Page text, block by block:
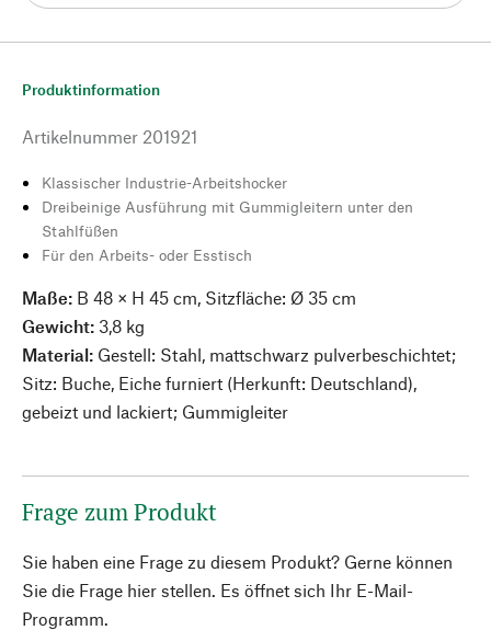
Produktinformation
Artikelnummer 201921
Klassischer Industrie-Arbeitshocker
Dreibeinige Ausführung mit Gummigleitern unter den
Stahlfüßen
Für den Arbeits- oder Esstisch
Maße: B 48 × H 45 cm, Sitzfläche: Ø 35 cm
Gewicht: 3,8 kg
Material: Gestell: Stahl, mattschwarz pulverbeschichtet;
Sitz: Buche, Eiche furniert (Herkunft: Deutschland),
gebeizt und lackiert; Gummigleiter
Frage zum Produkt
Sie haben eine Frage zu diesem Produkt? Gerne können
Sie die Frage hier stellen. Es öffnet sich Ihr E-Mail-
Programm.